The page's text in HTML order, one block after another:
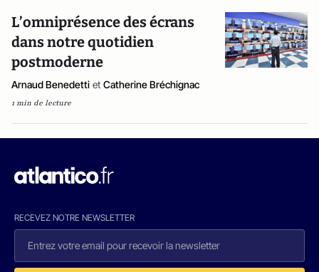
L’omniprésence des écrans
dans notre quotidien
postmoderne
Arnaud Benedetti et Catherine Bréchignac
1 min de lecture
RECEVEZ NOTRE NEWSLETTER